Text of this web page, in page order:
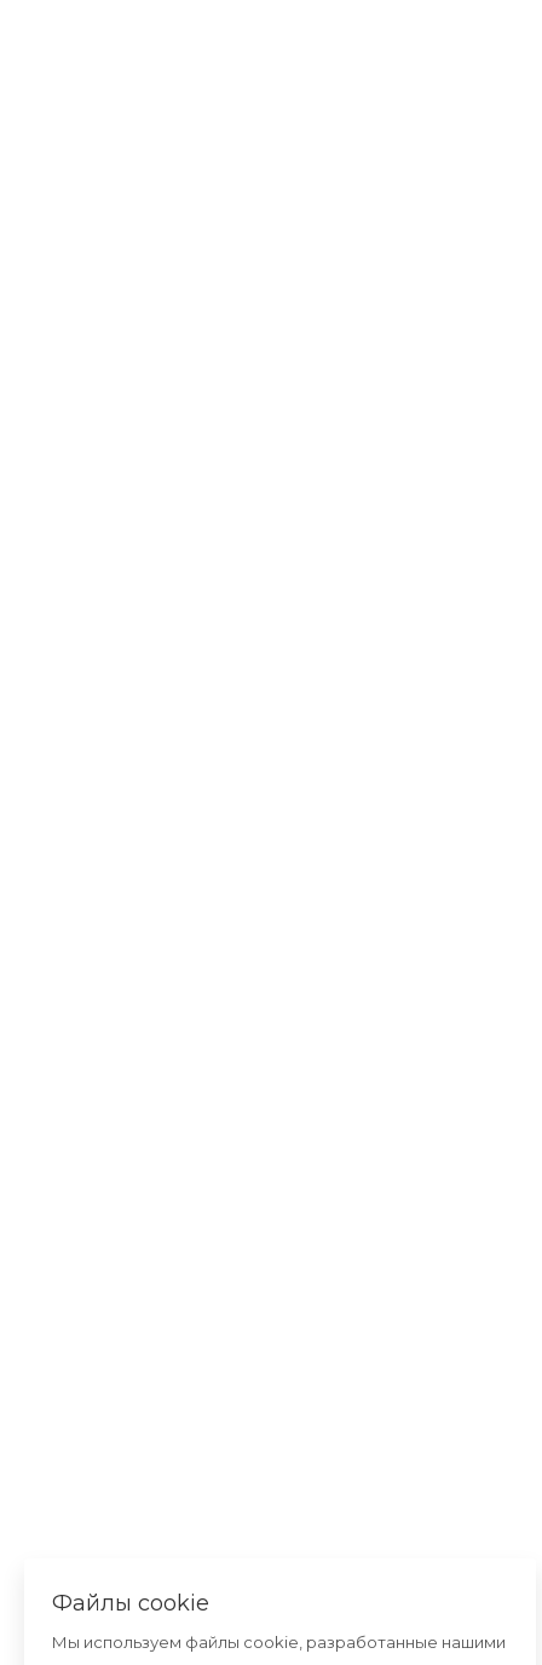
Файлы cookie
Мы используем файлы cookie, разработанные нашими